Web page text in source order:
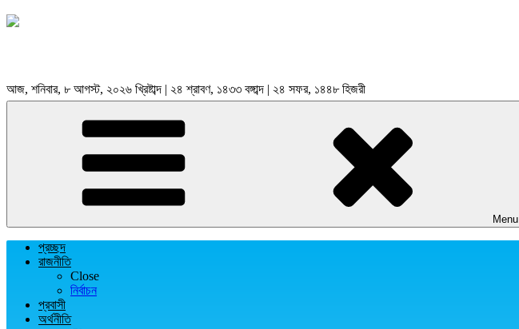
আজ, শনিবার, ৮ আগস্ট, ২০২৬ খ্রিষ্টাব্দ | ২৪ শ্রাবণ, ১৪৩৩ বঙ্গাব্দ | ২৪ সফর, ১৪৪৮ হিজরী
Menu
প্রচ্ছদ
রাজনীতি
Close
নির্বাচন
প্রবাসী
অর্থনীতি